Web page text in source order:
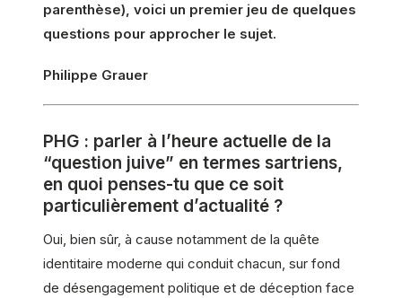
parenthèse), voici un premier jeu de quelques
questions pour approcher le sujet.
Philippe Grauer
PHG : parler à l’heure actuelle de la
“question juive” en termes sartriens,
en quoi penses-tu que ce soit
particulièrement d’actualité ?
Oui, bien sûr, à cause notamment de la quête
identitaire moderne qui conduit chacun, sur fond
de désengagement politique et de déception face